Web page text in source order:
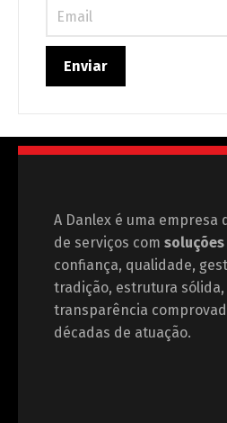
A Danlex é uma empresa
de serviços com
confiança, qualidade,
tradição, estrutura
transparência
décadas de atuação.